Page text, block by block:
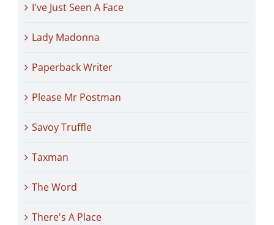
I've Just Seen A Face
Lady Madonna
Paperback Writer
Please Mr Postman
Savoy Truffle
Taxman
The Word
There's A Place